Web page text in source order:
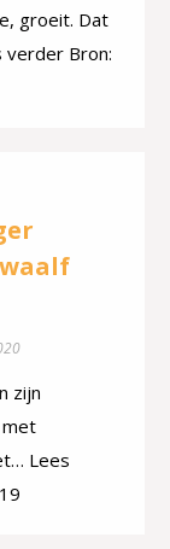
groeit. Dat
verder Bron:
zijn
Lees